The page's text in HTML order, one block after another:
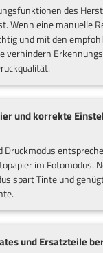
des
Wenn eine manuelle
und mit den
verhindern
und korrekte
Druckmodus
im Fotomodus.
spart Tinte und
und Ersatzteile